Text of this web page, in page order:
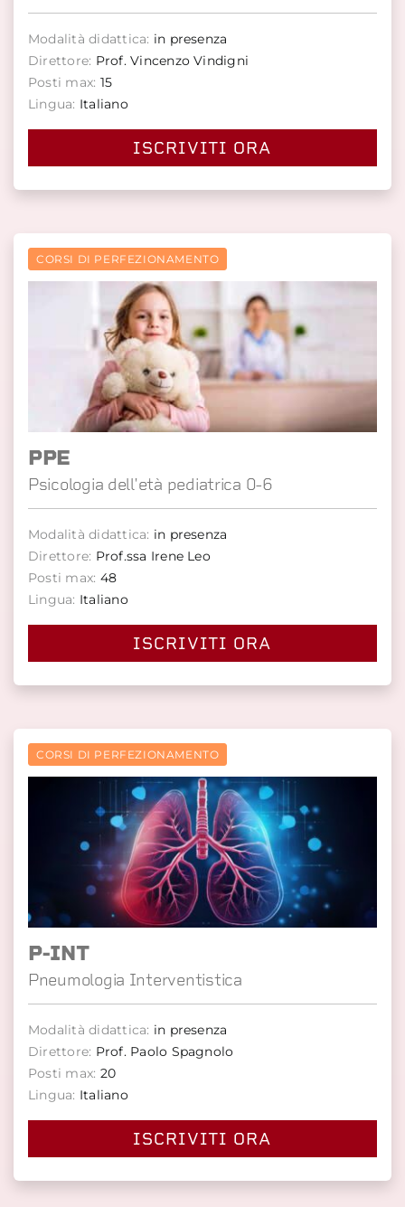
Modalità didattica: in presenza
Direttore: Prof. Vincenzo Vindigni
Posti max: 15
Lingua: Italiano
ISCRIVITI ORA
CORSI DI PERFEZIONAMENTO
PPE
Psicologia dell'età pediatrica 0-6
Modalità didattica: in presenza
Direttore: Prof.ssa Irene Leo
Posti max: 48
Lingua: Italiano
ISCRIVITI ORA
CORSI DI PERFEZIONAMENTO
P-INT
Pneumologia Interventistica
Modalità didattica: in presenza
Direttore: Prof. Paolo Spagnolo
Posti max: 20
Lingua: Italiano
ISCRIVITI ORA